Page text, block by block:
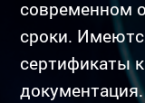
современном
сроки.
сертификаты
документация.